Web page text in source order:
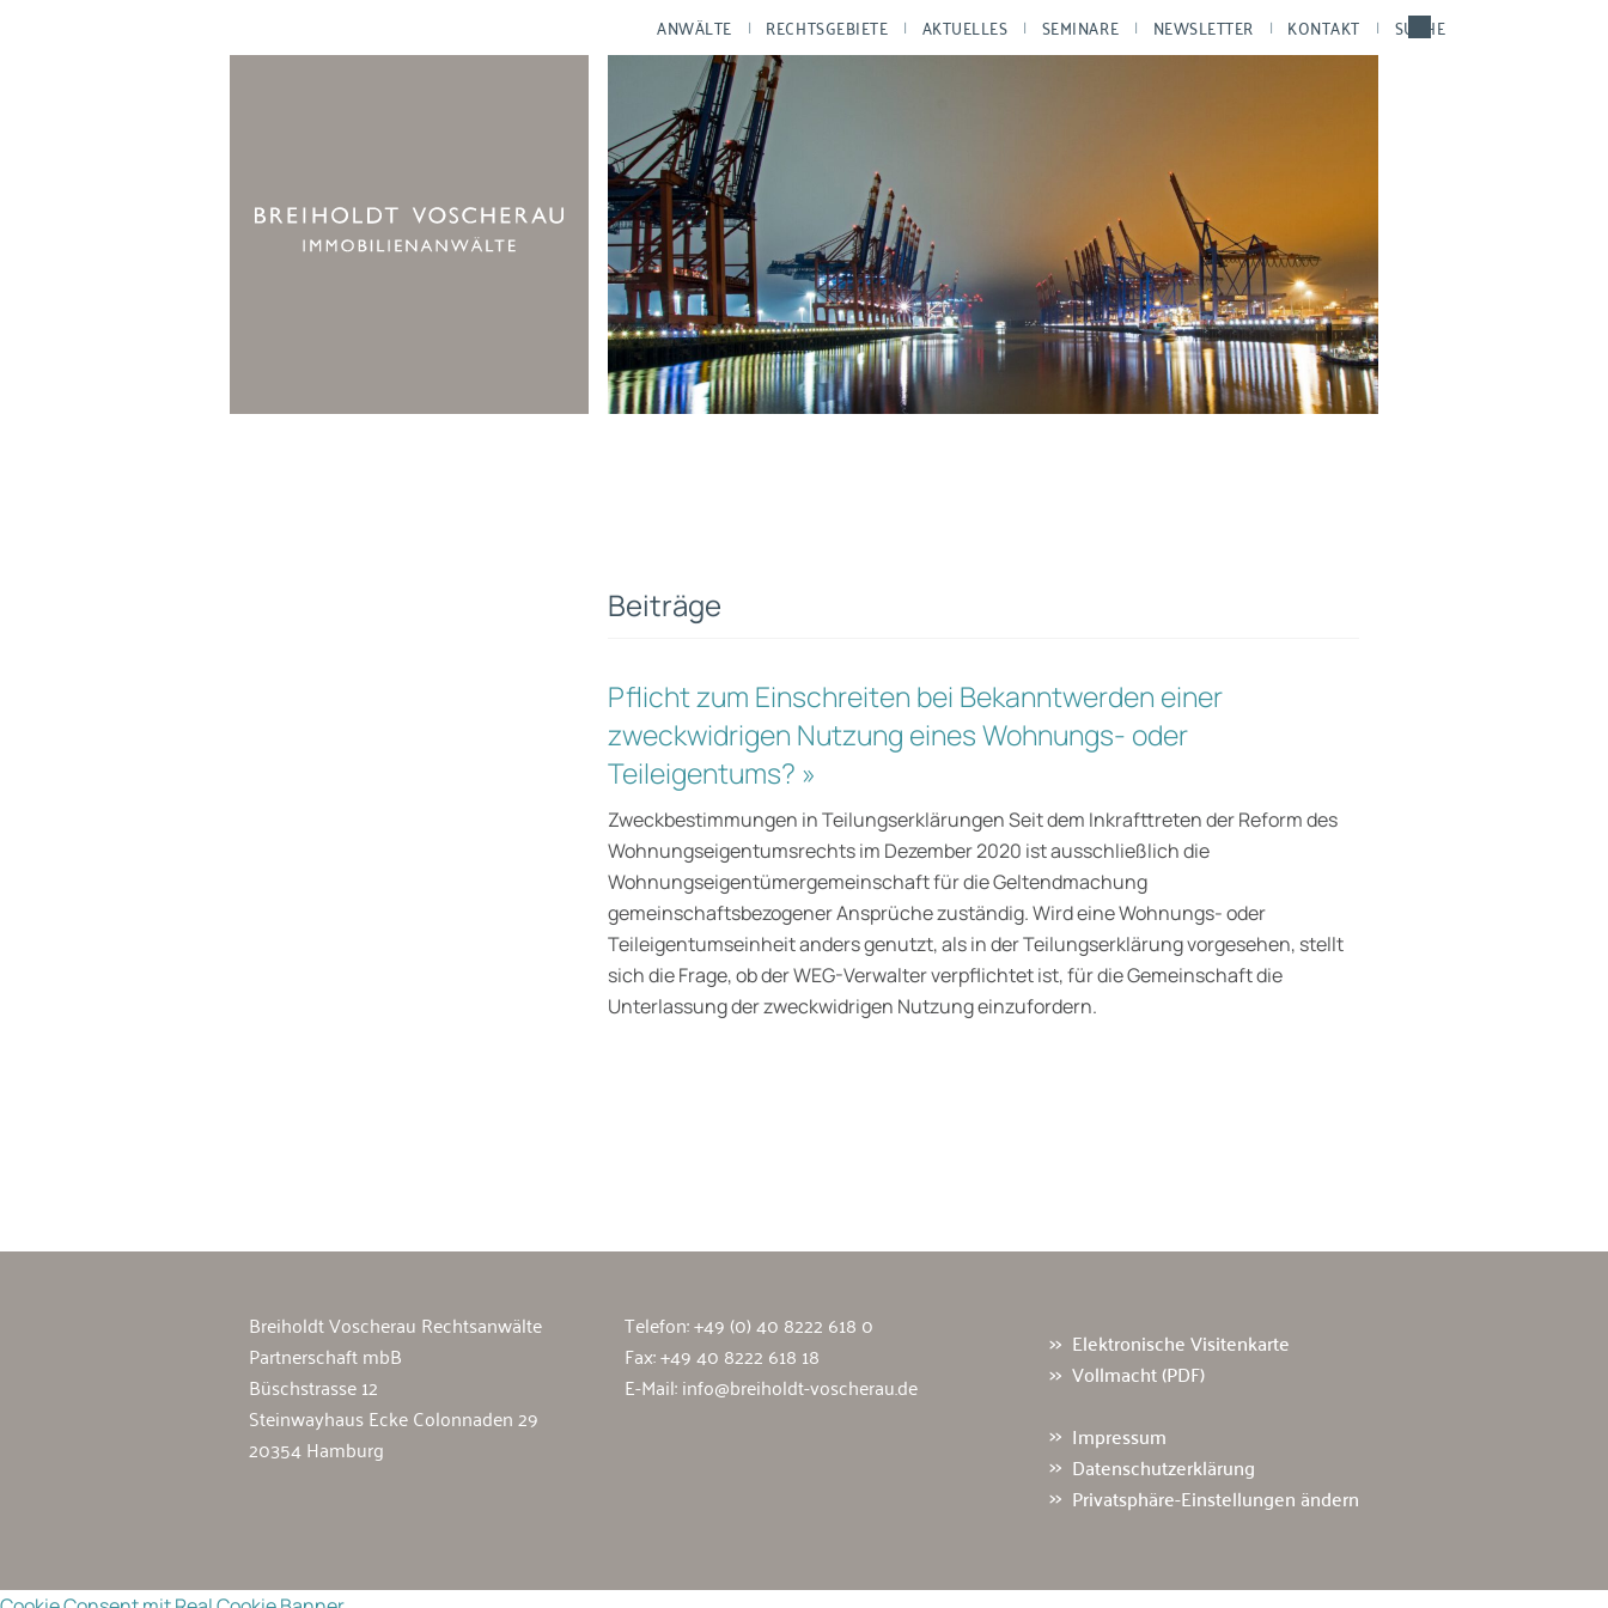
ANWÄLTE RECHTSGEBIETE AKTUELLES SEMINARE NEWSLETTER KONTAKT SUCHE
Beiträge
Pflicht zum Einschreiten bei Bekanntwerden einer
zweckwidrigen Nutzung eines Wohnungs- oder
Teileigentums? »
Zweckbestimmungen in Teilungserklärungen Seit dem Inkrafttreten der Reform des
Wohnungseigentumsrechts im Dezember 2020 ist ausschließlich die
Wohnungseigentümergemeinschaft für die Geltendmachung
gemeinschaftsbezogener Ansprüche zuständig. Wird eine Wohnungs- oder
Teileigentumseinheit anders genutzt, als in der Teilungserklärung vorgesehen, stellt
sich die Frage, ob der WEG-Verwalter verpflichtet ist, für die Gemeinschaft die
Unterlassung der zweckwidrigen Nutzung einzufordern.
Breiholdt Voscherau Rechtsanwälte
Partnerschaft mbB
Büschstrasse 12
Steinwayhaus Ecke Colonnaden 29
20354 Hamburg
Telefon:+49 (0) 40 8222 618 0
Fax: +49 40 8222 618 18
E-Mail:info@breiholdt-voscherau.de
Elektronische Visitenkarte
Vollmacht (PDF)
Impressum
Datenschutzerklärung
Privatsphäre-Einstellungen ändern